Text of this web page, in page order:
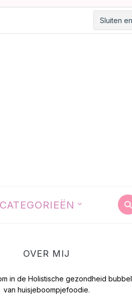
OVER MIJ
in de Holistische gezondheid bubbel
van huisjeboompjefoodie.